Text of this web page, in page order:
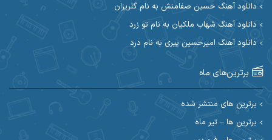
ابی حسینی
احسان آیینفر
احسان امیدوار
احسان حیدری احسان دریادل
احسان رمضانی احسان علیانی
دانلود آهنگ حسین صفامنش به نام گلریزان
دانلود آهنگ شهاب ملکیان به نام تو زرد
دانلود آهنگ امیرحسین پیری به نام درد
برترین‌های ماه
برترین های منتشر شده
برترین ها – تیر ماه